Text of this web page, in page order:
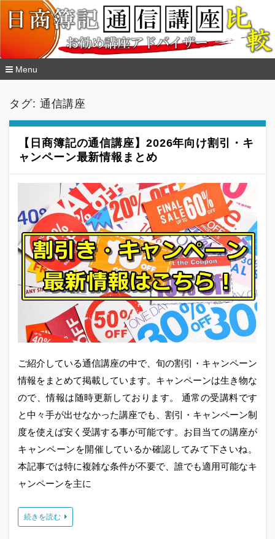
Menu
タグ: 通信講座
【日商簿記の通信講座】2026年向け割引・キ
ャンペーン最新情報まとめ
ご紹介している通信講座の中で、旬の割引・キャンペーン
情報をまとめて掲載しています。キャンペーンは生き物な
ので、情報は随時更新しております。 通常の受講料です
と中々手が出せなかった講座でも、割引・キャンペーン制
度を使えば安く受講する事が可能です。お目当ての講座が
キャンペーンを開催しているか確認してみて下さいね。
本記事では特に複雑な条件が不要で、誰でも適用可能なキ
ャンペーンを主に
続きを読む